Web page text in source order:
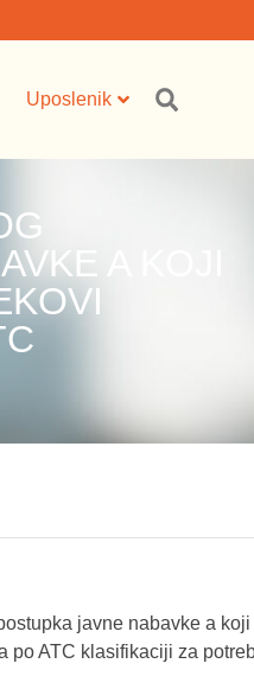
Uposlenik
A KOJI
javne nabavke a
po ATC klasifikaciji za